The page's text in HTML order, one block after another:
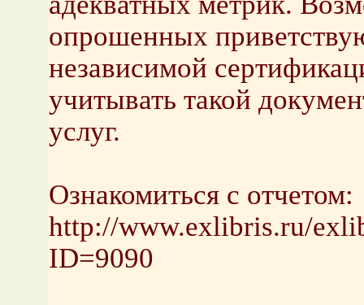
опрошенных
независимой
учитывать такой
услуг.
Ознакомиться с отчетом:
http://www.exlibris.ru/
ID=9090